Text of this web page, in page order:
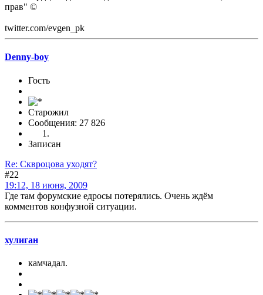
прав" ©
twitter.com/evgen_pk
Denny-boy
Гость
Старожил
Сообщения: 27 826
Записан
Re: Сквроцова уходят?
#22
19:12, 18 июня, 2009
Где там форумские едросы потерялись. Очень ждём
комментов конфузной ситуации.
хулиган
камчадал.